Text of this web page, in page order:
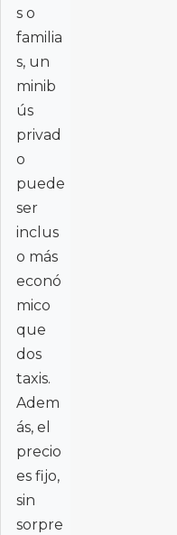
s o
familia
s, un
minib
ús
privad
o
puede
ser
inclus
o más
econó
mico
que
dos
taxis.
Adem
ás, el
precio
es fijo,
sin
sorpre